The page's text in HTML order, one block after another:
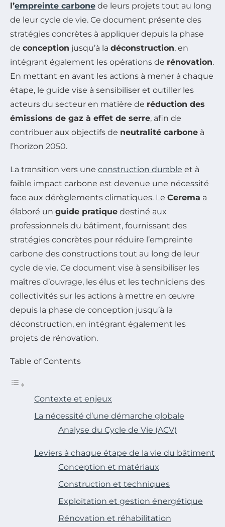
l’empreinte carbone de leurs projets tout au long
de leur cycle de vie. Ce document présente des
stratégies concrètes à appliquer depuis la phase
de conception jusqu’à la déconstruction, en
intégrant également les opérations de rénovation.
En mettant en avant les actions à mener à chaque
étape, le guide vise à sensibiliser et outiller les
acteurs du secteur en matière de réduction des
émissions de gaz à effet de serre, afin de
contribuer aux objectifs de neutralité carbone à
l’horizon 2050.
La transition vers une construction durable et à
faible impact carbone est devenue une nécessité
face aux dérèglements climatiques. Le Cerema a
élaboré un guide pratique destiné aux
professionnels du bâtiment, fournissant des
stratégies concrètes pour réduire l’empreinte
carbone des constructions tout au long de leur
cycle de vie. Ce document vise à sensibiliser les
maîtres d’ouvrage, les élus et les techniciens des
collectivités sur les actions à mettre en œuvre
depuis la phase de conception jusqu’à la
déconstruction, en intégrant également les
projets de rénovation.
Table of Contents
Contexte et enjeux
La nécessité d’une démarche globale
Analyse du Cycle de Vie (ACV)
Leviers à chaque étape de la vie du bâtiment
Conception et matériaux
Construction et techniques
Exploitation et gestion énergétique
Rénovation et réhabilitation